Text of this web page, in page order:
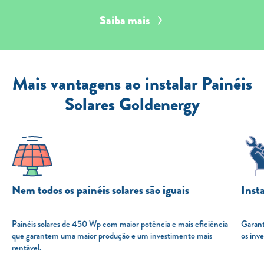
Saiba mais
Mais vantagens ao instalar Painéis
Solares Goldenergy
Nem todos os painéis solares são iguais
Painéis solares de 450 Wp com maior potência e mais eficiência
que garantem uma maior produção e um investimento mais
rentável.
os